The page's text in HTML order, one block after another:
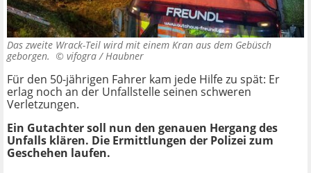
Das zweite Wrack-Teil wird mit einem Kran aus dem Gebüsch
geborgen. © vifogra / Haubner
Für den 50-jährigen Fahrer kam jede Hilfe zu spät: Er
erlag noch an der Unfallstelle seinen schweren
Verletzungen.
Ein Gutachter soll nun den genauen Hergang des
Unfalls klären. Die Ermittlungen der Polizei zum
Geschehen laufen.